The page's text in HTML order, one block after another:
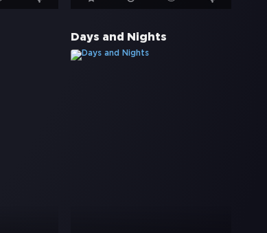
Days and Nights